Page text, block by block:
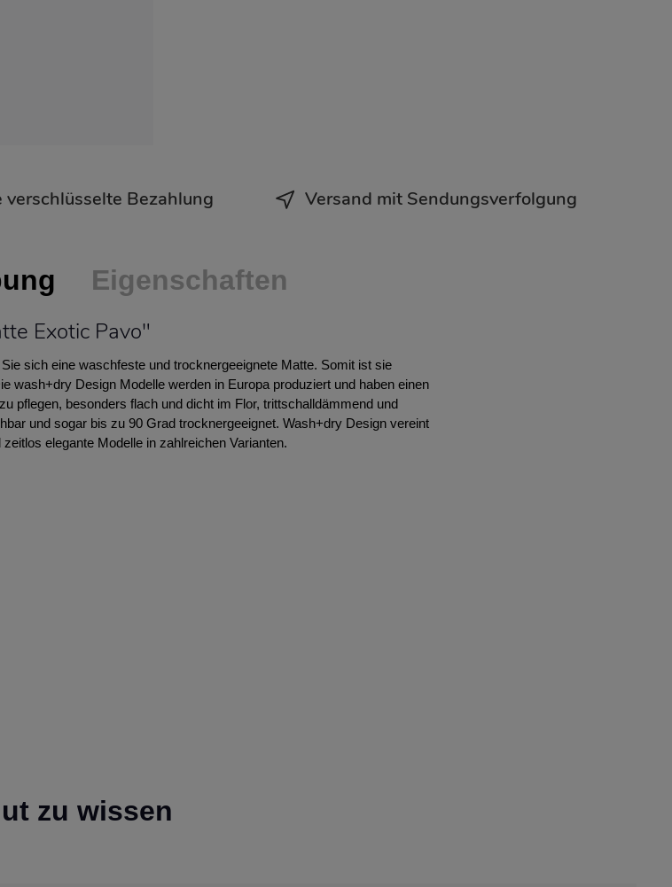
verschlüsselte Bezahlung Versand mit Sendungsverfolgung
Eigenschaften
Exotic Pavo"
sich eine waschfeste und trocknergeeignete Matte. Somit ist sie
wash+dry Design Modelle werden in Europa produziert und haben einen
pflegen, besonders flach und dicht im Flor, trittschalldämmend und
und sogar bis zu 90 Grad trocknergeeignet. Wash+dry Design vereint
elegante Modelle in zahlreichen Varianten.
zu wissen